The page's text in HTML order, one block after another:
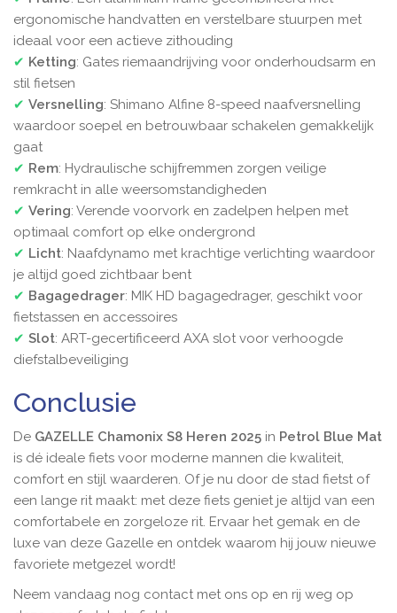
ergonomische handvatten en verstelbare stuurpen met
ideaal voor een actieve zithouding
✔ Ketting: Gates riemaandrijving voor onderhoudsarm en
stil fietsen
✔ Versnelling: Shimano Alfine 8-speed naafversnelling
waardoor soepel en betrouwbaar schakelen gemakkelijk
gaat
✔ Rem: Hydraulische schijfremmen zorgen veilige
remkracht in alle weersomstandigheden
✔ Vering: Verende voorvork en zadelpen helpen met
optimaal comfort op elke ondergrond
✔ Licht: Naafdynamo met krachtige verlichting waardoor
je altijd goed zichtbaar bent
✔ Bagagedrager: MIK HD bagagedrager, geschikt voor
fietstassen en accessoires
✔ Slot: ART-gecertificeerd AXA slot voor verhoogde
diefstalbeveiliging
Conclusie
De GAZELLE Chamonix S8 Heren 2025 in Petrol Blue Mat
is dé ideale fiets voor moderne mannen die kwaliteit,
comfort en stijl waarderen. Of je nu door de stad fietst of
een lange rit maakt: met deze fiets geniet je altijd van een
comfortabele en zorgeloze rit. Ervaar het gemak en de
luxe van deze Gazelle en ontdek waarom hij jouw nieuwe
favoriete metgezel wordt!
Neem vandaag nog contact met ons op en rij weg op